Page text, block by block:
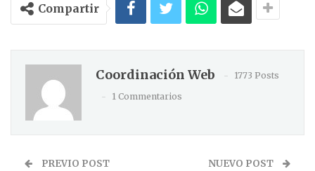
Compartir
Coordinación Web
1773 Posts
1 Commentarios
PREVIO POST NUEVO POST